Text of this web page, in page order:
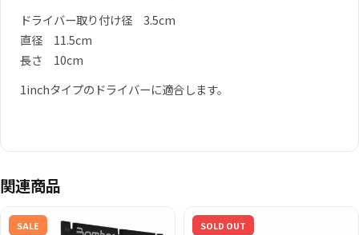
ドライバー取り付け径 3.5cm
直径 11.5cm
長さ 10cm
1inchタイプのドライバーに適合します。
関連商品
SALE SOLD OUT